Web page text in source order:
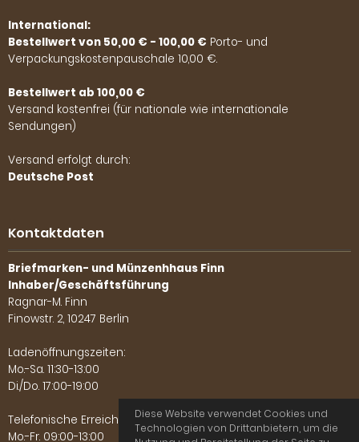
International:
Bestellwert von 50,00 € - 100,00 € Porto- und
Verpackungskostenpauschale 10,00 €.
Bestellwert ab 100,00 €
Versand kostenfrei (für nationale wie internationale
Sendungen)
Versand erfolgt durch:
Deutsche Post
Kontaktdaten
Briefmarken- und Münzenhhaus Finn
Inhaber/Geschäftsführung
Ragnar-M. Finn
Finowstr. 2, 10247 Berlin
Ladenöffnungszeiten:
Mo.-Sa. 11:30-13:00
Di./Do. 17:00-19:00
Telefonische Erreichbarkeit:
Mo.-Fr. 09:00-13:00
Diese Website verwendet Cookies und
Technologien von Drittanbietern, um die